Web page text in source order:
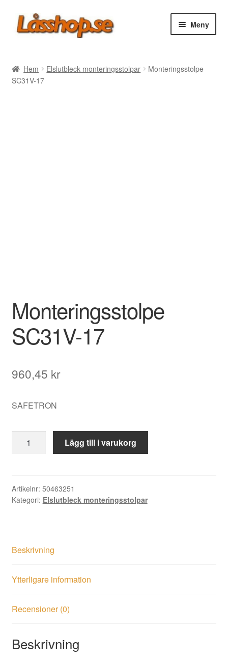
Hoppa
till
Hoppa
till
Meny
Rea
Hem Elslutbleck monteringsstolpar
Monteringsstolpe
SC31V-17
Monteringsstolpe
SC31V-17
960,45 kr
SAFETRON
Monteringsstolpe
SC31V-
Lägg till i varukorg
Artikelnr: 50463251
Kategori: Elslutbleck monteringsstolpar
Beskrivning
Ytterligare information
Recensioner (0)
Beskrivning